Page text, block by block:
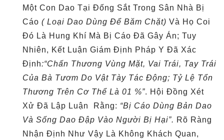
Một Con Dao Tại Đống Sắt Trong Sân Nhà Bị
Cáo ( Loại Dao Dùng Để Băm Chặt) Và Họ Coi
Đó Là Hung Khí Mà Bị Cáo Đã Gây Án; Tuy
Nhiên, Kết Luận Giám Định Pháp Y Đã Xác
Định:“Chấn Thương Vùng Mặt, Vai Trái, Tay Trái
Của Bà Tươm Do Vật Tày Tác Động; Tỷ Lệ Tổn
Thương Trên Cơ Thể Là 01 %”. Hội Đồng Xét
Xử Đã Lập Luận Rằng: “Bị Cáo Dùng Bản Dao
Và Sống Dao Đập Vào Người Bị Hại”. Rõ Ràng
Nhận Định Như Vậy Là Không Khách Quan,